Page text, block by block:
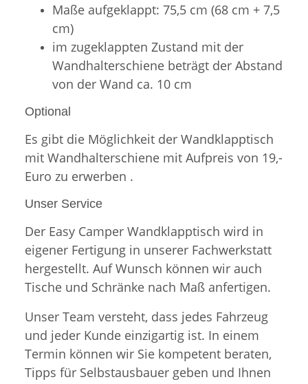
Maße aufgeklappt: 75,5 cm (68 cm + 7,5
cm)
im zugeklappten Zustand mit der
Wandhalterschiene beträgt der Abstand
von der Wand ca. 10 cm
Optional
Es gibt die Möglichkeit der Wandklapptisch
mit Wandhalterschiene mit Aufpreis von 19,-
Euro zu erwerben .
Unser Service
Der Easy Camper Wandklapptisch wird in
eigener Fertigung in unserer Fachwerkstatt
hergestellt. Auf Wunsch können wir auch
Tische und Schränke nach Maß anfertigen.
Unser Team versteht, dass jedes Fahrzeug
und jeder Kunde einzigartig ist. In einem
Termin können wir Sie kompetent beraten,
Tipps für Selbstausbauer geben und Ihnen